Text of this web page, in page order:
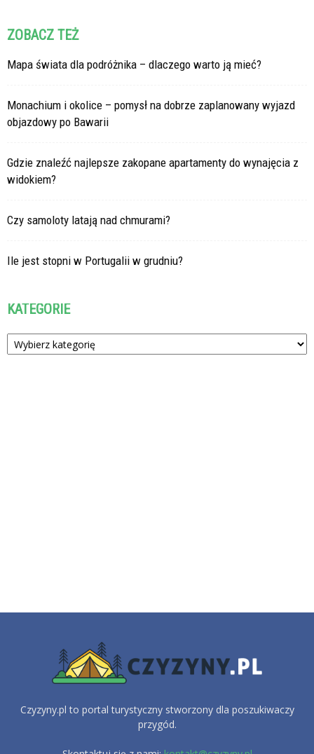
ZOBACZ TEŻ
Mapa świata dla podróżnika – dlaczego warto ją mieć?
Monachium i okolice – pomysł na dobrze zaplanowany wyjazd
objazdowy po Bawarii
Gdzie znaleźć najlepsze zakopane apartamenty do wynajęcia z
widokiem?
Czy samoloty latają nad chmurami?
Ile jest stopni w Portugalii w grudniu?
KATEGORIE
Kategorie
Czyzyny.pl to portal turystyczny stworzony dla poszukiwaczy
przygód.